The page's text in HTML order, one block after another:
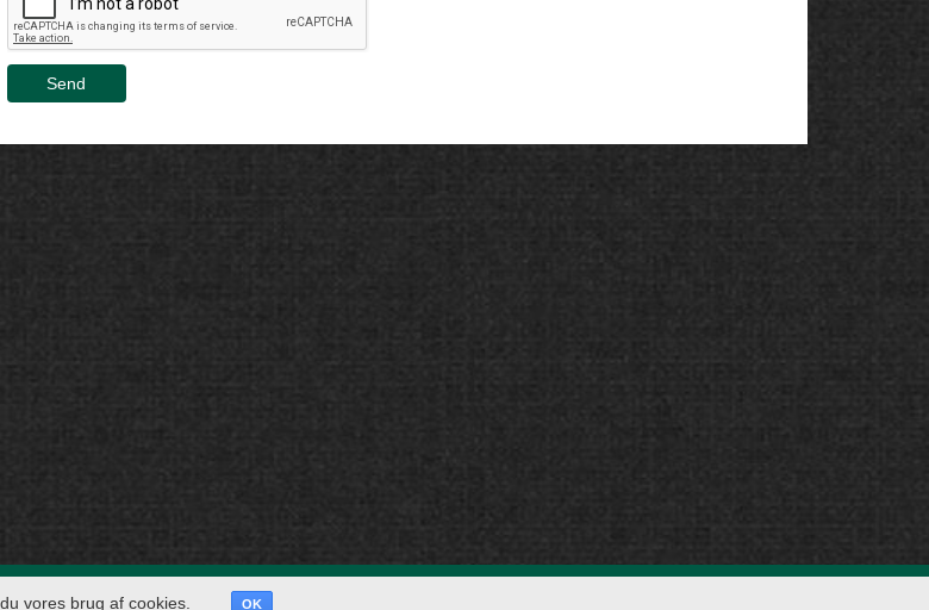
Send
DK Classic Cars ApS | Brylle Industrivej 1 | 5690 Tommerup | Tlf. +45 70 23 15 12 | CVR: 37402206
vores brug af cookies. OK